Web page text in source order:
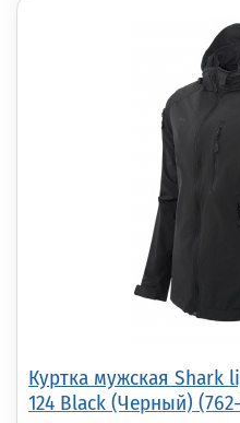
Куртка мужская Shark
124 Black (Черный)